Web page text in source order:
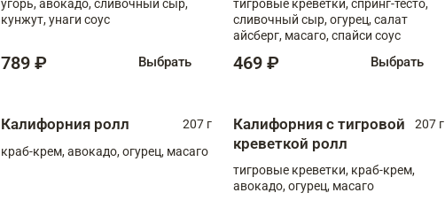
угорь, авокадо, сливочный сыр,
кунжут, унаги соус
789 ₽ Выбрать
тигровые креветки, спринг-тесто,
сливочный сыр, огурец, салат
айсберг, масаго, спайси соус
469 ₽ Выбрать
Калифорния ролл
207 г
краб-крем, авокадо, огурец, масаго
Калифорния с тигровой
креветкой ролл
207 г
тигровые креветки, краб-крем,
авокадо, огурец, масаго